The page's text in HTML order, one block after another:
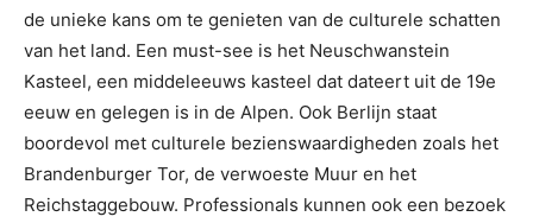
de unieke kans om te genieten van de culturele schatten
van het land. Een must-see is het Neuschwanstein
Kasteel, een middeleeuws kasteel dat dateert uit de 19e
eeuw en gelegen is in de Alpen. Ook Berlijn staat
boordevol met culturele bezienswaardigheden zoals het
Brandenburger Tor, de verwoeste Muur en het
Reichstaggebouw. Professionals kunnen ook een bezoek